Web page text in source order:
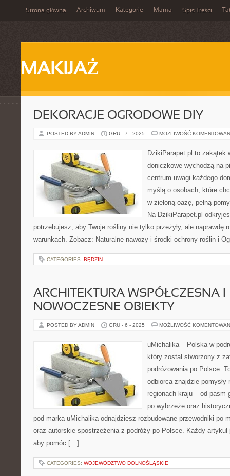
Strona główna Archiwum Kategorie Mama Spis Treści
MAKIJAŻ
DEKORACJE OGRODOWE DIY
POSTED BY ADMIN GRU - 7 - 2025 MOŻLIWOŚĆ
DzikiParapet.pl to zakątek
doniczkowe wychodzą na
centrum uwagi każdego
myślą o osobach, które
w zieloną oazę, pełną
Na DzikiParapet.pl
potrzebujesz, aby Twoje rośliny nie tylko przeżyły, ale naprawdę
warunkach. Zobacz: Naturalne nawozy i środki ochrony roślin i
CATEGORIES: BĘDZIN
ARCHITEKTURA WSPÓŁCZESNA I
NOWOCZESNE OBIEKTY
POSTED BY ADMIN GRU - 6 - 2025 MOŻLIWOŚĆ
uMichalika – Polska w
który został stworzony z
podróżowania po Polsce.
odbiorca znajdzie
regionach kraju – od pasm
po wybrzeże oraz
pod marką uMichalika odnajdziesz rozbudowane przewodniki po
oraz autorskie spostrzeżenia z podróży po Polsce. Każdy
aby pomóc […]
CATEGORIES: WOJEWÓDZTWO DOLNOŚLĄSKIE